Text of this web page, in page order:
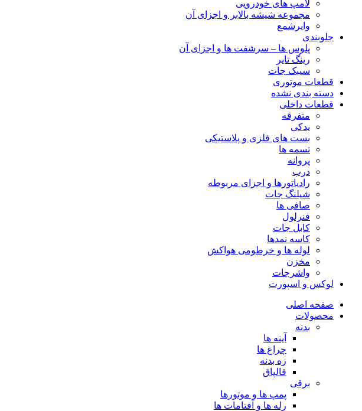
لامپ های خودرویی
مجموعه شیشه بالابر و اجزای آن
وایرشمع
جلوبندی
پلوس ها – سرشفت ها و اجزای آن
رینگ تایر
سیبک جات
قطعات موتوری
دسته بندی نشده
قطعات داخلی
متفرقه
یدکی
بست های فلزی و پلاستیکی
تسمه ها
پروانه
درب
رادیاتورها و اجزای مربوطه
شیلنگ جات
صافی ها
فنرلول
کابل جات
کاسه نمدها
لوله ها و خرطومی هواکش
مخزن
واشرجات
لوکس و اسپورت
صفحه اصلی
محصولات
بدنه
آینه ها
چراغ ها
زه بدنه
قالپاق
برقی
پمپ ها و موتورها
رله ها و آفتامات ها